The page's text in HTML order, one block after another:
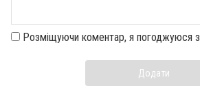
Розміщуючи коментар, я погоджуюся з
Додати